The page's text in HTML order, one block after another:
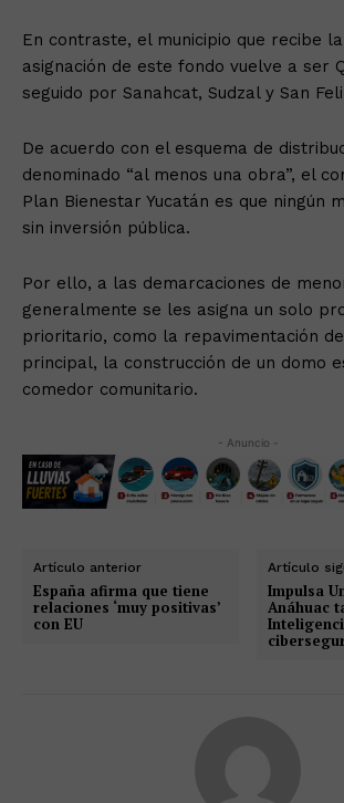
En contraste, el municipio que recibe
asignación de este fondo vuelve a ser
seguido por Sanahcat, Sudzal y San
De acuerdo con el esquema de
denominado “al menos una obra”, el
Plan Bienestar Yucatán es que ningún
sin inversión pública.
Por ello, a las demarcaciones de
generalmente se les asigna un solo
prioritario, como la repavimentación
principal, la construcción de un domo
comedor comunitario.
- Anuncio -
Artículo anterior
España afirma que tiene
relaciones ‘muy positivas’
con EU
Artículo
Impulsa
Anáhuac